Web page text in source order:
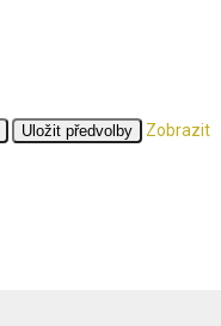
Uložit předvolby
Zobrazit